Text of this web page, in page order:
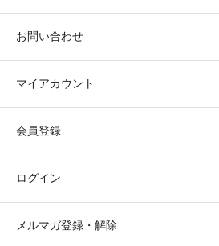
お問い合わせ
マイアカウント
会員登録
ログイン
メルマガ登録・解除